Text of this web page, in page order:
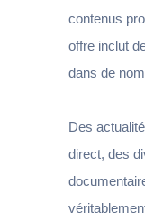
contenus
offre inclut
dans de
Des
direct, des